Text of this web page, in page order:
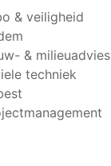
& veiligheid
& milieuadvies
techniek